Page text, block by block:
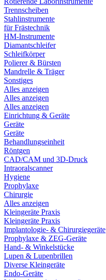
Trennscheiben
Stahlinstrumente
für Frästechnik
HM-Instrumente
Diamantschleifer
Schleifkörper
Polierer & Bürsten
Mandrelle & Träger
Sonstiges
Alles anzeigen
Alles anzeigen
Alles anzeigen
Einrichtung & Geräte
Geräte
Geräte
Behandlungseinheit
Röntgen
CAD/CAM und 3D-Druck
Intraoralscanner
Hygiene
Prophylaxe
Chirurgie
Alles anzeigen
Kleingeräte Praxis
Kleingeräte Praxis
Implantologie- & Chirurgiegeräte
Prophylaxe & ZEG-Geräte
Hand- & Winkelstücke
Lupen & Lupenbrillen
Diverse Kleingeräte
Endo-Geräte